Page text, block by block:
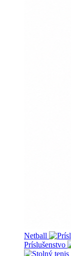
Netball
Príslušenstvo